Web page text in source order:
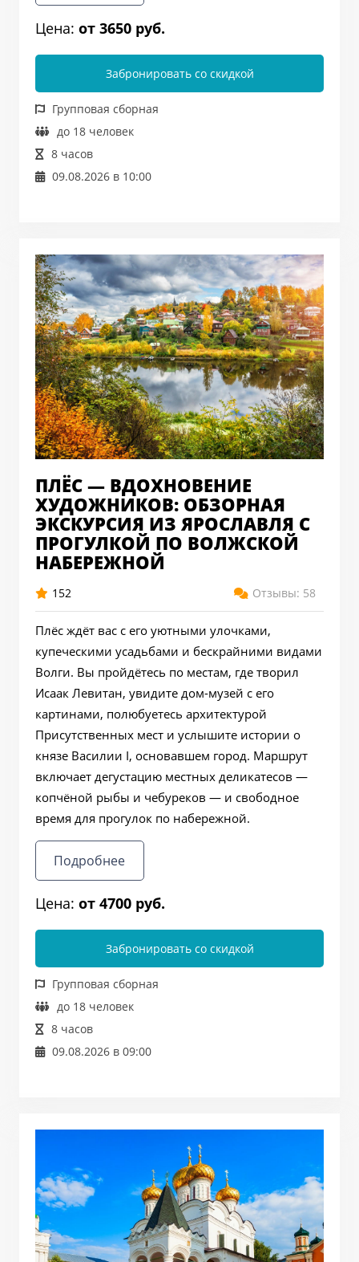
Цена: от 3650 руб.
Забронировать со скидкой
Групповая сборная
до 18 человек
8 часов
09.08.2026 в 10:00
ПЛЁС — ВДОХНОВЕНИЕ
ХУДОЖНИКОВ: ОБЗОРНАЯ
ЭКСКУРСИЯ ИЗ ЯРОСЛАВЛЯ С
ПРОГУЛКОЙ ПО ВОЛЖСКОЙ
НАБЕРЕЖНОЙ
152 Отзывы: 58
Плёс ждёт вас с его уютными улочками,
купеческими усадьбами и бескрайними видами
Волги. Вы пройдётесь по местам, где творил
Исаак Левитан, увидите дом-музей с его
картинами, полюбуетесь архитектурой
Присутственных мест и услышите истории о
князе Василии I, основавшем город. Маршрут
включает дегустацию местных деликатесов —
копчёной рыбы и чебуреков — и свободное
время для прогулок по набережной.
Подробнее
Цена: от 4700 руб.
Забронировать со скидкой
Групповая сборная
до 18 человек
8 часов
09.08.2026 в 09:00